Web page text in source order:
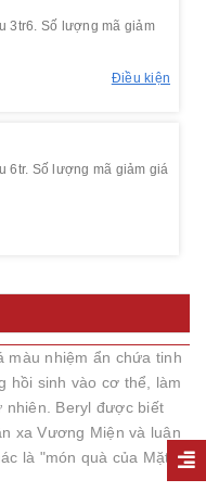
3tr6. Số lượng mã giảm
Điều kiện
6tr. Số lượng mã giảm giá
màu nhiệm ẩn chứa tinh
hồi sinh vào cơ thể, làm
nhiên. Beryl được biết
xa Vương Miện và luân
là "món quà của Mặt